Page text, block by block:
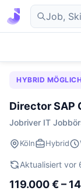
HYBRID
Director SAP
Jobriver IT
Köln Hybrid
Aktualisiert vor
119.000 € –